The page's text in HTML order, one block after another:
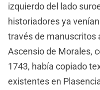
izquierdo del lado
historiadores ya
través de manuscritos
Ascensio de Morales,
1743, había copiado
existentes en